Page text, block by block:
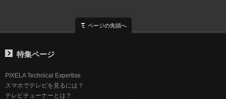
ページの先頭へ
特集ページ
PIXELA Technical Expertise
スマホでテレビを見るには？
テレビチューナーとは？